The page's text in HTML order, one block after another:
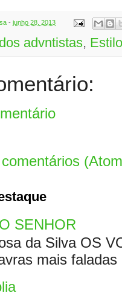
- junho 28, 2013
advntistas,
SENHOR
da Silva OS
mais